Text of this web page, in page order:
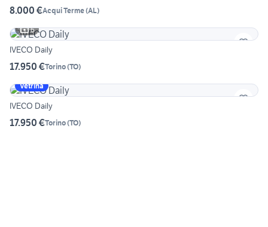
8.000 €Acqui Terme(AL)
6
IVECO Daily
17.950 €Torino(TO)
Vetrina
IVECO Daily
17.950 €Torino(TO)